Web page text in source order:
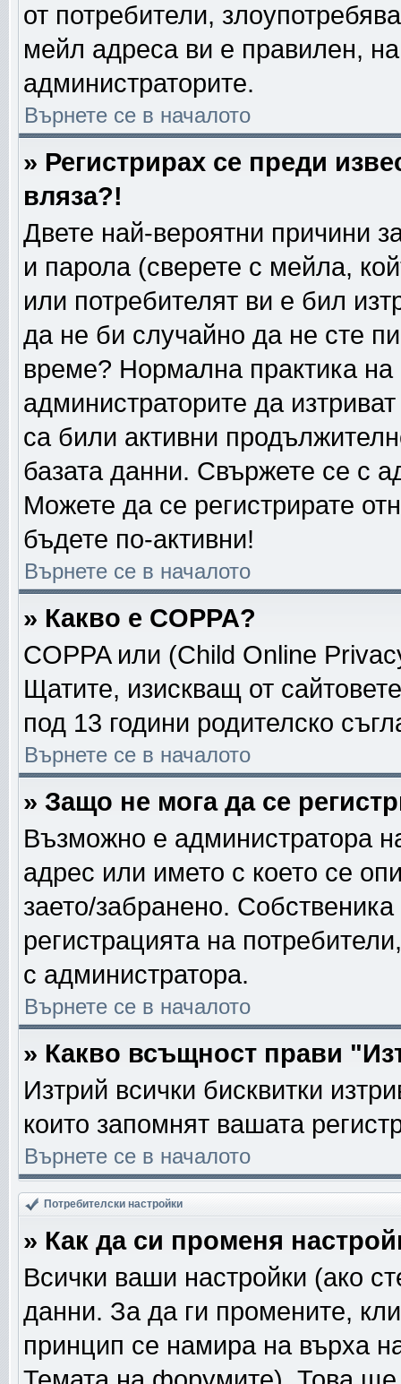
от потребители,
мейл адреса ви е правилен,
администраторите.
Върнете се в началото
» Регистрирах се преди
вляза?!
Двете най-вероятни причини
и парола (сверете с мейла,
или потребителят ви е бил
да не би случайно да не сте
време? Нормална практика
администраторите да
са били активни
базата данни. Свържете се с
Можете да се регистрирате
бъдете по-активни!
Върнете се в началото
» Какво е COPPA?
COPPA или (Child Online
Щатите, изискващ от
под 13 години родителско
Върнете се в началото
» Защо не мога да се
Възможно е администратора
адрес или името с което се
заето/забранено.
регистрацията на
с администратора.
Върнете се в началото
» Какво всъщност прави
Изтрий всички бисквитки
които запомнят вашата
Върнете се в началото
Потребителски настройки
» Как да си променя
Всички ваши настройки (ако
данни. За да ги промените,
принцип се намира на върха